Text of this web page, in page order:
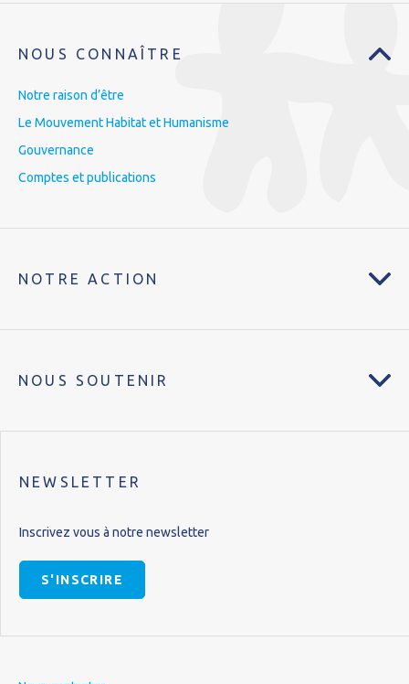
NOUS CONNAÎTRE
Notre raison d’être
Le Mouvement Habitat et Humanisme
Gouvernance
Comptes et publications
NOTRE ACTION
NOUS SOUTENIR
NEWSLETTER
Inscrivez vous à notre newsletter
S'INSCRIRE